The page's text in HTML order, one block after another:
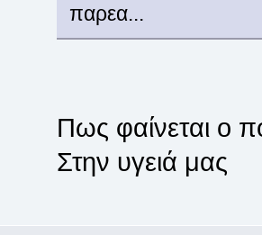
παρεα...
Πως φαίνεται ο
Στην υγειά μας